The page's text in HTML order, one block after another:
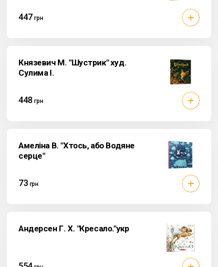
447 грн
Князевич М. "Шустрик" худ.
Сулима І.
448 грн
Амеліна В. "Хтось, або Водяне
серце"
73 грн
Андерсен Г. Х. "Кресало."укр